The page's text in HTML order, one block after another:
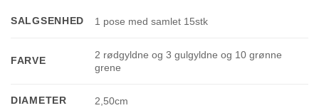
SALGSENHED 1 pose med samlet 15stk
FARVE
2 rødgyldne og 3 gulgyldne og 10 grønne
grene
DIAMETER 2,50cm